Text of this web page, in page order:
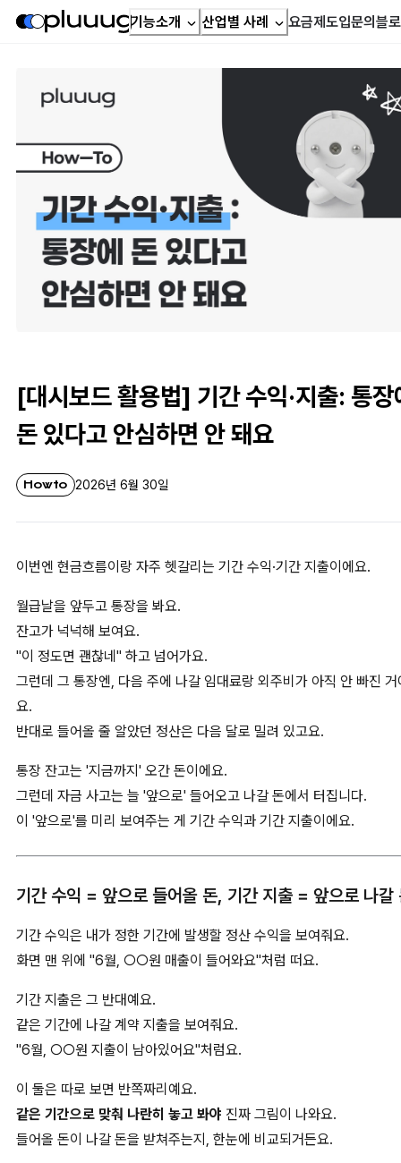
기능소개 산업별 사례 요금제 도입문의 블
[대시보드 활용법] 기간 수익·지출: 통장
돈 있다고 안심하면 안 돼요
Howto 2026년 6월 30일
이번엔 현금흐름이랑 자주 헷갈리는 기간 수익·기간 지출이에요.
월급날을 앞두고 통장을 봐요.
잔고가 넉넉해 보여요.
"이 정도면 괜찮네" 하고 넘어가요.
그런데 그 통장엔, 다음 주에 나갈 임대료랑 외주비가 아직 안 빠진 거
요.
반대로 들어올 줄 알았던 정산은 다음 달로 밀려 있고요.
통장 잔고는 '지금까지' 오간 돈이에요.
그런데 자금 사고는 늘 '앞으로' 들어오고 나갈 돈에서 터집니다.
이 '앞으로'를 미리 보여주는 게 기간 수익과 기간 지출이에요.
기간 수익 = 앞으로 들어올 돈, 기간 지출 = 앞으로 나갈
기간 수익은 내가 정한 기간에 발생할 정산 수익을 보여줘요.
화면 맨 위에 "6월, ○○원 매출이 들어와요"처럼 떠요.
기간 지출은 그 반대예요.
같은 기간에 나갈 계약 지출을 보여줘요.
"6월, ○○원 지출이 남아있어요"처럼요.
이 둘은 따로 보면 반쪽짜리예요.
같은 기간으로 맞춰 나란히 놓고 봐야 진짜 그림이 나와요.
들어올 돈이 나갈 돈을 받쳐주는지, 한눈에 비교되거든요.